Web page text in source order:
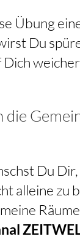
Übung
Du
Dich
die
Du
alleine zu